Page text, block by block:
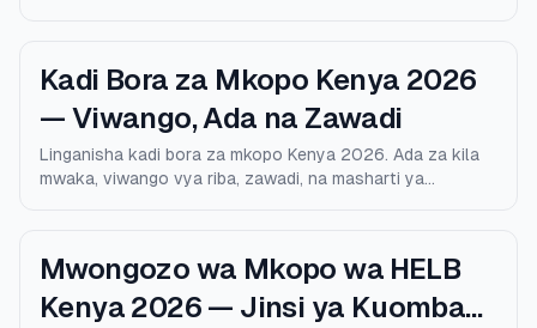
Kadi Bora za Mkopo Kenya 2026
— Viwango, Ada na Zawadi
Linganisha kadi bora za mkopo Kenya 2026. Ada za kila
mwaka, viwango vya riba, zawadi, na masharti ya
Mwongozo wa Mkopo wa HELB
Kenya 2026 — Jinsi ya Kuomba